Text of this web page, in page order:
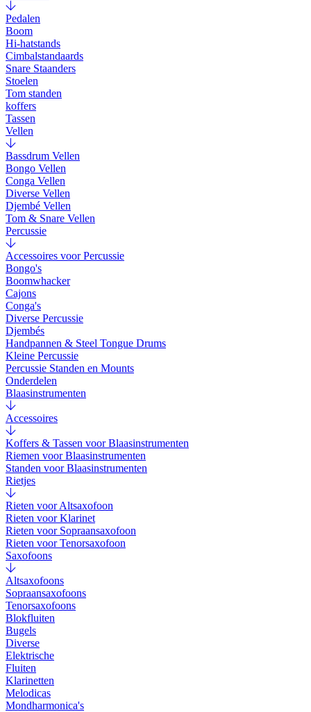
Pedalen
Boom
Hi-hatstands
Cimbalstandaards
Snare Staanders
Stoelen
Tom standen
koffers
Tassen
Vellen
Bassdrum Vellen
Bongo Vellen
Conga Vellen
Diverse Vellen
Djembé Vellen
Tom & Snare Vellen
Percussie
Accessoires voor Percussie
Bongo's
Boomwhacker
Cajons
Conga's
Diverse Percussie
Djembés
Handpannen & Steel Tongue Drums
Kleine Percussie
Percussie Standen en Mounts
Onderdelen
Blaasinstrumenten
Accessoires
Koffers & Tassen voor Blaasinstrumenten
Riemen voor Blaasinstrumenten
Standen voor Blaasinstrumenten
Rietjes
Rieten voor Altsaxofoon
Rieten voor Klarinet
Rieten voor Sopraansaxofoon
Rieten voor Tenorsaxofoon
Saxofoons
Altsaxofoons
Sopraansaxofoons
Tenorsaxofoons
Blokfluiten
Bugels
Diverse
Elektrische
Fluiten
Klarinetten
Melodicas
Mondharmonica's